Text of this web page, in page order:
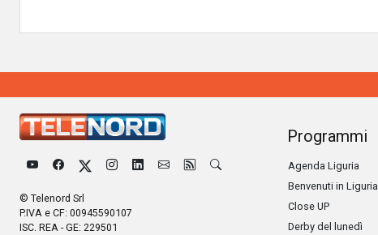
© Telenord Srl
P.IVA e CF: 00945590107
ISC. REA - GE: 229501
Programmi
Agenda Liguria
Benvenuti in Liguria
Close UP
Derby del lunedì